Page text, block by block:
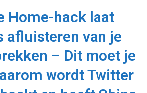
Home-hack laat
afluisteren van je
– Dit moet je
wordt Twitter